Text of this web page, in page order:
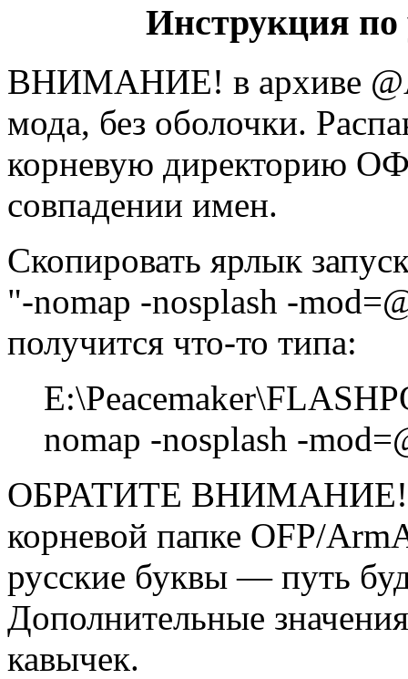
Инструкция по
ВНИМАНИЕ! в архиве
мода, без оболочки.
корневую директорию
совпадении имен.
Скопировать ярлык
"-nomap -nosplash -
получится что-то типа:
nomap -nosplash -
ОБРАТИТЕ ВНИМАНИЕ! В
корневой папке OFP/
русские буквы — путь
Дополнительные
кавычек.